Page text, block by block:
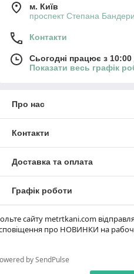
сайту metrtkani.com
про НОВИНКИ на
by SendPulse
нашому Інтернет-магазині
помпонів. Купити помпони
бавовняної тканини в
поєднуватися з помпонами
м. Київ
проспект Степана
Контакти
Сьогодні працює з
Показати весь графік
Про нас
Контакти
Доставка та оплата
Графік роботи
Повна версія сайту